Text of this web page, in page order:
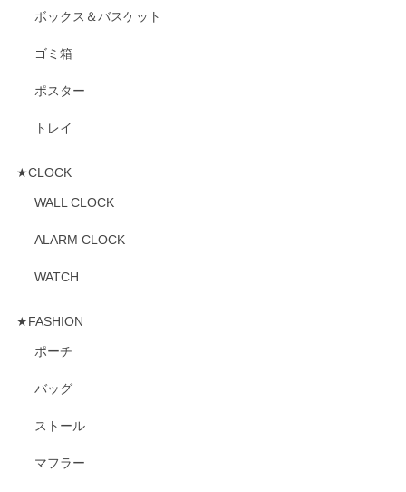
ボックス＆バスケット
ゴミ箱
ポスター
トレイ
★CLOCK
WALL CLOCK
ALARM CLOCK
WATCH
★FASHION
ポーチ
バッグ
ストール
マフラー